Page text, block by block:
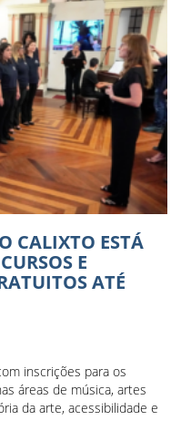
CALIXTO ESTÁ
E
ATÉ
inscrições para os
áreas de música, artes
da arte, acessibilidade e